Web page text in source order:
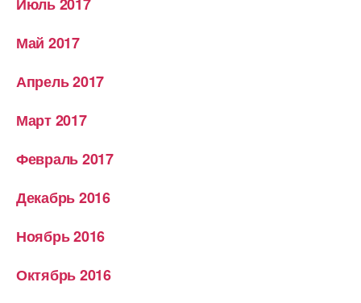
Май 2017
Апрель 2017
Март 2017
Февраль 2017
Декабрь 2016
Ноябрь 2016
Октябрь 2016